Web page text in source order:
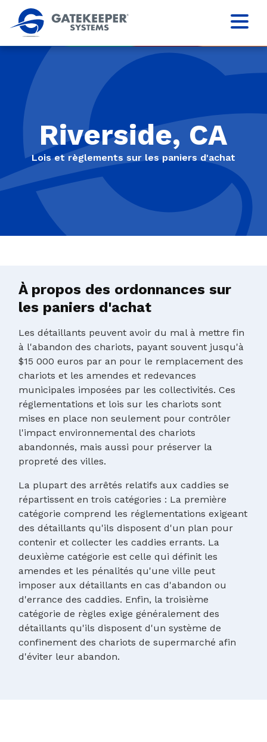
Riverside, CA
Lois et règlements sur les paniers d'achat
À propos des ordonnances sur
les paniers d'achat
Les détaillants peuvent avoir du mal à mettre fin
à l'abandon des chariots, payant souvent jusqu'à
$15 000 euros par an pour le remplacement des
chariots et les amendes et redevances
municipales imposées par les collectivités. Ces
réglementations et lois sur les chariots sont
mises en place non seulement pour contrôler
l'impact environnemental des chariots
abandonnés, mais aussi pour préserver la
propreté des villes.
La plupart des arrêtés relatifs aux caddies se
répartissent en trois catégories : La première
catégorie comprend les réglementations exigeant
des détaillants qu'ils disposent d'un plan pour
contenir et collecter les caddies errants. La
deuxième catégorie est celle qui définit les
amendes et les pénalités qu'une ville peut
imposer aux détaillants en cas d'abandon ou
d'errance des caddies. Enfin, la troisième
catégorie de règles exige généralement des
détaillants qu'ils disposent d'un système de
confinement des chariots de supermarché afin
d'éviter leur abandon.